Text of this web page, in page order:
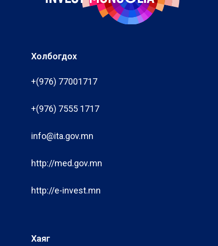
Холбогдох
+(976) 77001717
+(976) 7555 1717
info@ita.gov.mn
http://med.gov.mn
http://e-invest.mn
Хаяг